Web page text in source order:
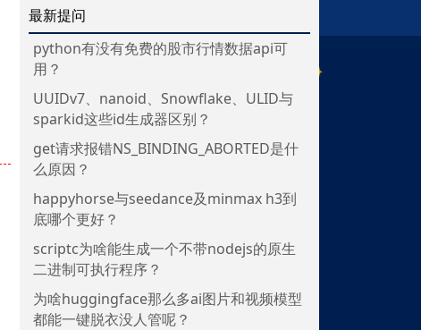
最新提问
python有没有免费的股市行情数据api可
用？
UUIDv7、nanoid、Snowflake、ULID与
sparkid这些id生成器区别？
get请求报错NS_BINDING_ABORTED是什
么原因？
happyhorse与seedance及minmax h3到
底哪个更好？
scriptc为啥能生成一个不带nodejs的原生
二进制可执行程序？
为啥huggingface那么多ai图片和视频模型
都能一键脱衣没人管呢？